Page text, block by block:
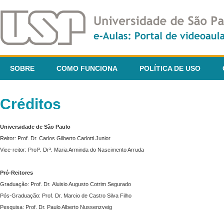
SOBRE COMO FUNCIONA POLÍTICA DE USO
Créditos
Universidade de São Paulo
Reitor: Prof. Dr. Carlos Gilberto Carlotti Junior
Vice-reitor: Profª. Drª. Maria Arminda do Nascimento Arruda
Pró-Reitores
Graduação: Prof. Dr. Aluisio Augusto Cotrim Segurado
Pós-Graduação: Prof. Dr. Marcio de Castro Silva Filho
Pesquisa: Prof. Dr. Paulo Alberto Nussenzveig